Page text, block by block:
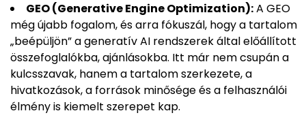
GEO (Generative Engine Optimization):A GEO
még újabb fogalom, és arra fókuszál, hogy a tartalom
„beépüljön” a generatív AI rendszerek által előállított
összefoglalókba, ajánlásokba. Itt már nem csupán a
kulcsszavak, hanem a tartalom szerkezete, a
hivatkozások, a források minősége és a felhasználói
élmény is kiemelt szerepet kap.